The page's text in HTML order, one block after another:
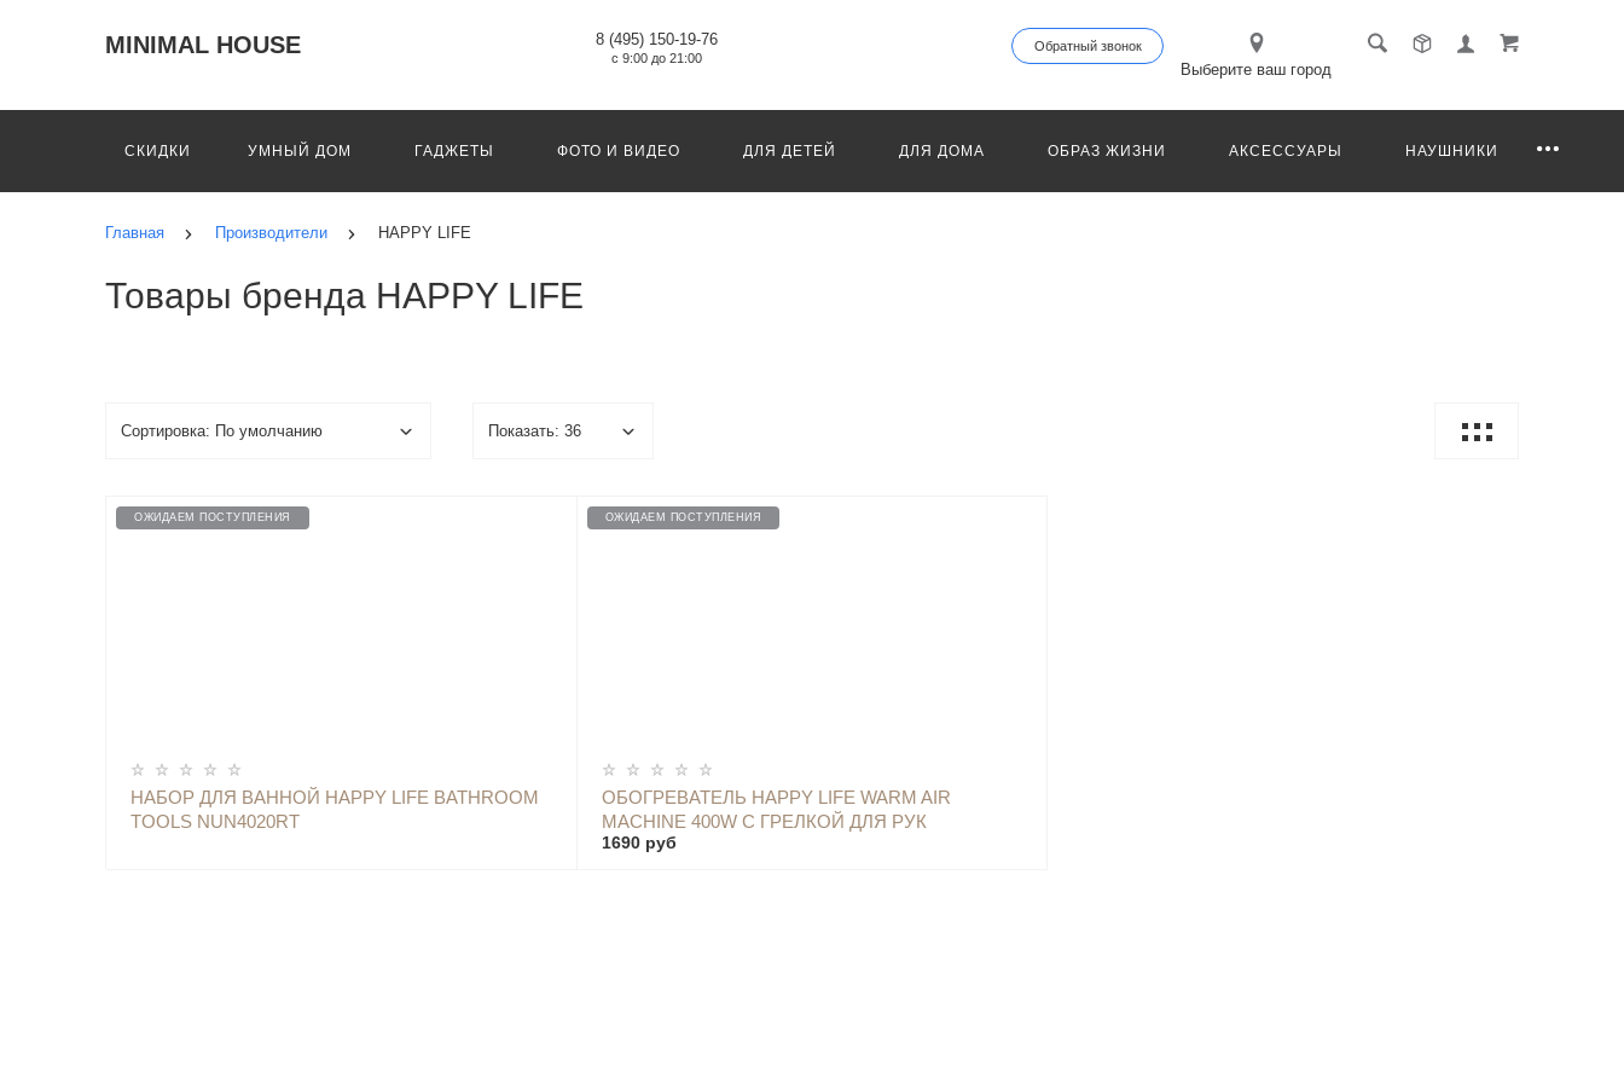
MINIMAL HOUSE 8 (495) 150-19-76
с 9:00 до 21:00
Обратный звонок
Выберите ваш город
СКИДКИ УМНЫЙ ДОМ ГАДЖЕТЫ ФОТО И ВИДЕО ДЛЯ ДЕТЕЙ ДЛЯ ДОМА ОБРАЗ ЖИЗНИ АКСЕССУАРЫ НАУШНИКИ
Главная Производители HAPPY LIFE
Товары бренда HAPPY LIFE
ОЖИДАЕМ ПОСТУПЛЕНИЯ
НАБОР ДЛЯ ВАННОЙ HAPPY LIFE BATHROOM
TOOLS NUN4020RT
ОПОВЕСТИТЬ
ОЖИДАЕМ ПОСТУПЛЕНИЯ
ОБОГРЕВАТЕЛЬ HAPPY LIFE WARM AIR
MACHINE 400W С ГРЕЛКОЙ ДЛЯ РУК
1690 руб
ОПОВЕСТИТЬ